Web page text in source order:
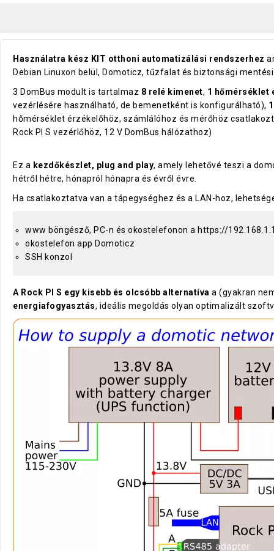
Használatra kész KIT otthoni automatizálási rendszerhez
Debian Linuxon belül, Domoticz, tűzfalat és biztonsági
3 DomBus modult is tartalmaz 8 relé kimenet, 1 hőmérséklet
vezérlésére használható, de bemenetként is konfigurálható),
hőmérséklet érzékelőhöz, számlálóhoz és mérőhöz
Rock PI S vezérlőhöz, 12 V DomBus hálózathoz)
Ez a kezdőkészlet, plug and play, amely lehetővé teszi a
hétről hétre, hónapról hónapra és évről évre.
Ha csatlakoztatva van a tápegységhez és a LAN-hoz,
www böngésző, PC-n és okostelefonon a https://
okostelefon app Domoticz
SSH konzol
A Rock PI S egy kisebb és olcsóbb alternatíva a (gyakran
energiafogyasztás, ideális megoldás olyan optimalizált